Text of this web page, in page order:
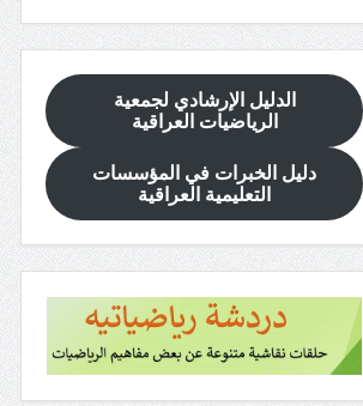
الدليل الإرشادي لجمعية
الرياضيات العراقية
دليل الخبرات في المؤسسات
التعليمية العراقية